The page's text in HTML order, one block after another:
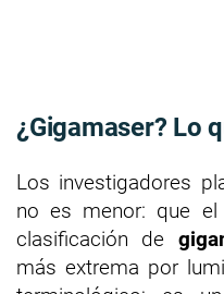
¿Gigamaser? Lo
Los investigadores
no es menor: que el
clasificación de
más extrema por